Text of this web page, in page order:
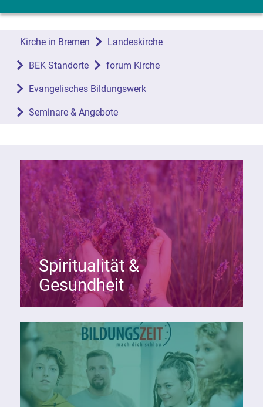
Kirche in Bremen Landeskirche
BEK Standorte forum Kirche
Evangelisches Bildungswerk
Seminare & Angebote
Spiritualität &
Gesundheit